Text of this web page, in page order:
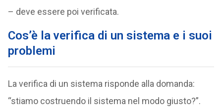
– deve essere poi verificata.
Cos’è la verifica di un sistema e i suoi
problemi
La verifica di un sistema risponde alla domanda:
“stiamo costruendo il sistema nel modo giusto?”.